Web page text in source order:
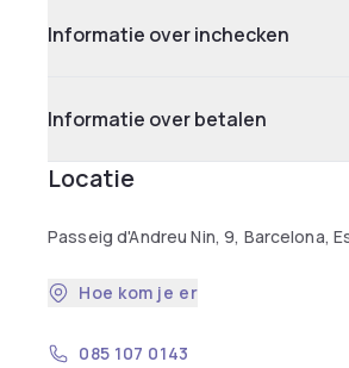
Informatie over inchecken
Informatie over betalen
Locatie
Passeig d'Andreu Nin, 9, Barcelona,
Hoe kom je er
085 107 0143